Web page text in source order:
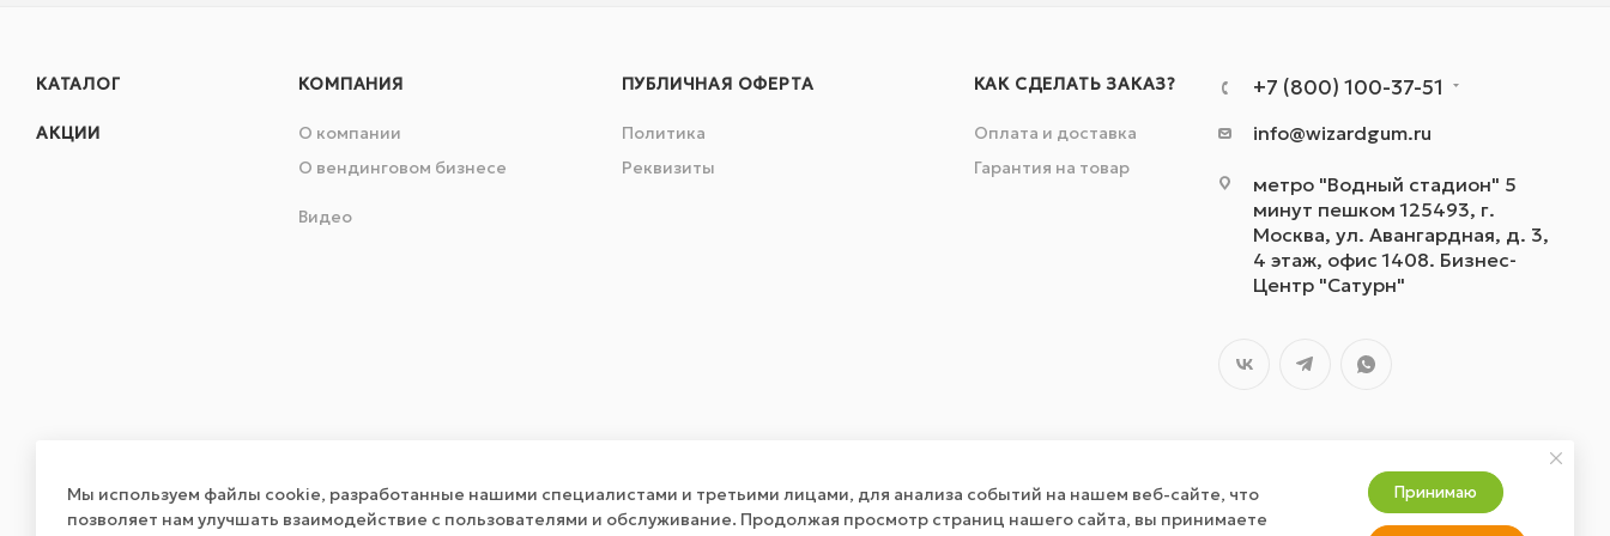
КАТАЛОГ
АКЦИИ
КОМПАНИЯ
О компании
О вендинговом бизнесе
Видео
ПУБЛИЧНАЯ ОФЕРТА
Политика
Реквизиты
КАК СДЕЛАТЬ ЗАКАЗ?
Оплата и доставка
Гарантия на товар
+7 (800) 100-37-51
info@wizardgum.ru
метро "Водный стадион" 5
минут пешком 125493, г.
Москва, ул. Авангардная, д. 3,
4 этаж, офис 1408. Бизнес-
Центр "Сатурн"
Мы используем файлы cookie, разработанные нашими специалистами и третьими лицами, для анализа событий на нашем веб-сайте, что
позволяет нам улучшать взаимодействие с пользователями и обслуживание. Продолжая просмотр страниц нашего сайта, вы принимаете
Принимаю